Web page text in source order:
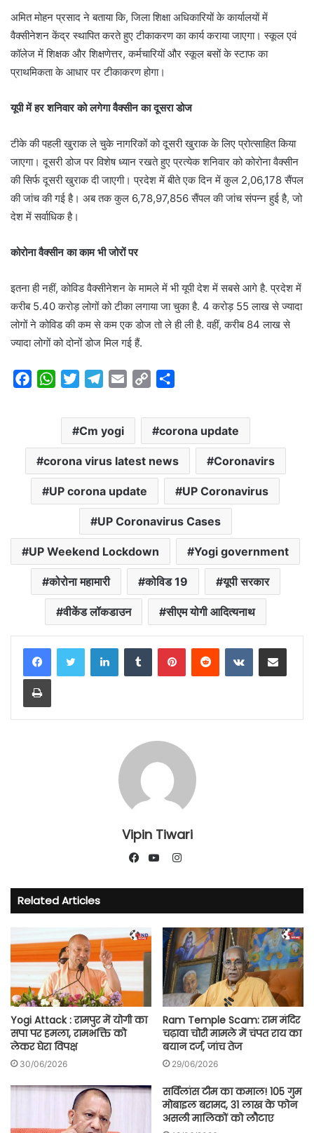
अमित मोहन प्रसाद ने बताया कि, जिला शिक्षा अधिकारियों के कार्यालयों में
वैक्सीनेशन केंद्र स्थापित करते हुए टीकाकरण का कार्य कराया जाएगा। स्कूल एवं
कॉलेज में शिक्षक और शिक्षणेत्तर, कर्मचारियों और स्कूल बसों के स्टाफ का
प्राथमिकता के आधार पर टीकाकरण होगा।
यूपी में हर शनिवार को लगेगा वैक्सीन का दूसरा डोज
टीके की पहली खुराक ले चुके नागरिकों को दूसरी खुराक के लिए प्रोत्साहित किया
जाएगा। दूसरी डोज पर विशेष ध्यान रखते हुए प्रत्येक शनिवार को कोरोना वैक्सीन
की सिर्फ दूसरी खुराक दी जाएगी। प्रदेश में बीते एक दिन में कुल 2,06,178 सैंपल
की जांच की गई है। अब तक कुल 6,78,97,856 सैंपल की जांच संपन्न हुई है, जो
देश में सर्वाधिक है।
कोरोना वैक्सीन का काम भी जोरों पर
इतना ही नहीं, कोविड वैक्सीनेशन के मामले में भी यूपी देश में सबसे आगे है. प्रदेश में
करीब 5.40 करोड़ लोगों को टीका लगाया जा चुका है. 4 करोड़ 55 लाख से ज्यादा
लोगों ने कोविड की कम से कम एक डोज तो ले ही ली है. वहीं, करीब 84 लाख से
ज्यादा लोगों को दोनों डोज मिल गई हैं.
b
o
k
W
a
s
A
p
p
i
t
t
e
r
l
e
g
r
a
m
a
l
p
y
L
i
k
a
r
e
Cm yogi corona update
corona virus latest news Coronavirs
UP corona update UP Coronavirus
UP Coronavirus Cases
UP Weekend Lockdown Yogi government
कोरोना महामारी कोविड 19 यूपी सरकार
वीकेंड लॉकडाउन सीएम योगी आदित्यनाथ
LinkedInTumblr PinterestReddit VKontakteShare via Email
Print
Vipin Tiwari
Instagram
Related Articles
Yogi Attack : रामपुर में योगी का
सपा पर हमला, रामभक्ति को
लेकर घेरा विपक्ष
30/06/2026
Ram Temple Scam: राम मंदिर
चढ़ावा चोरी मामले में चंपत राय का
बयान दर्ज, जांच तेज
29/06/2026
सर्विलांस टीम का कमाल! 105 गुम
मोबाइल बरामद, 31 लाख के फोन
असली मालिकों को लौटाए